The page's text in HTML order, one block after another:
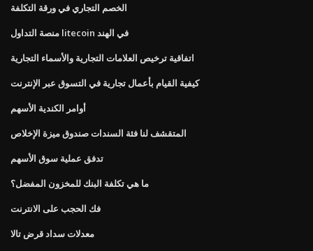
الخصم التجاري في ورقة التكلفة
منصة التداول litecoin في الهند
اتفاقية ترخيص العلامات التجارية والأسماء التجارية
كيفية القيام بأعمال تجارية في التسوق عبر الإنترنت
أوامر الكندية الأسهم
المتقشف لنا فئة السندات صندوق ميزة الإخلاص
تدفق عملية سوق الأسهم
ما هي تكلفة البنك للمخزون المفضل؟
فك الحجب على الانترنت
معدلات سداد قرض تالا